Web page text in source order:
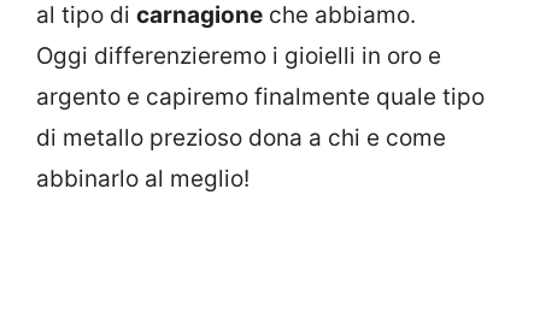
al tipo di carnagione che abbiamo.
Oggi differenzieremo i gioielli in oro e
argento e capiremo finalmente quale tipo
di metallo prezioso dona a chi e come
abbinarlo al meglio!